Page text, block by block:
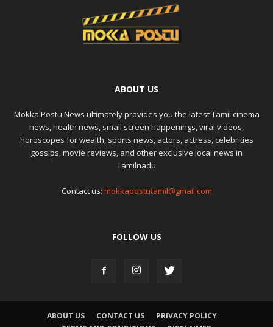
ABOUT US
Mokka Postu News ultimately provides you the latest Tamil cinema
news, health news, small screen happenings, viral videos,
horoscopes for wealth, sports news, actors, actress, celebrities
gossips, movie reviews, and other exclusive local news in
Tamilnadu
Contact us: mokkapostutamil@gmail.com
FOLLOW US
ABOUT US CONTACT US
PRIVACY POLICY